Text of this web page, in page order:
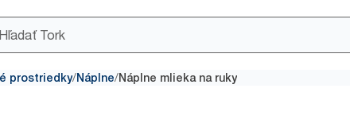
prostriedky/Náplne/Náplne mlieka na ruky